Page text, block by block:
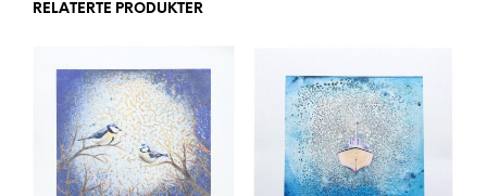
RELATERTE PRODUKTER